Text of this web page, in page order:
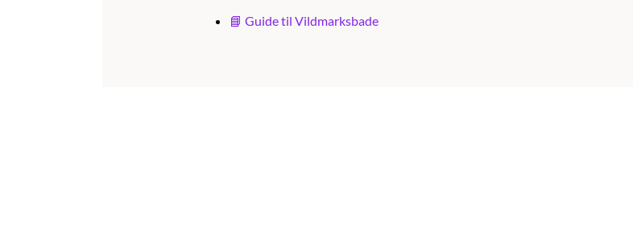
📘 Guide til Vildmarksbade